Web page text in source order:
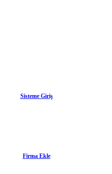
Sisteme Giriş
Firma Ekle